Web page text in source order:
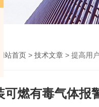
网站首页 > 技术文章 > 提高用
可燃有毒气体报